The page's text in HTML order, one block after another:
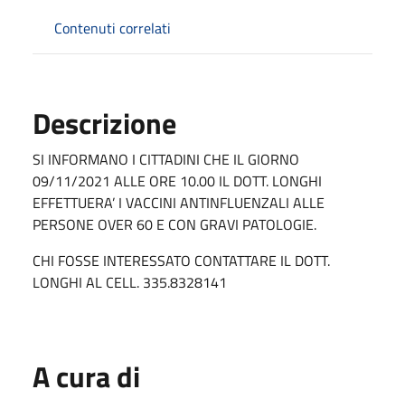
Contenuti correlati
Descrizione
SI INFORMANO I CITTADINI CHE IL GIORNO
09/11/2021 ALLE ORE 10.00 IL DOTT. LONGHI
EFFETTUERA’ I VACCINI ANTINFLUENZALI ALLE
PERSONE OVER 60 E CON GRAVI PATOLOGIE.
CHI FOSSE INTERESSATO CONTATTARE IL DOTT.
LONGHI AL CELL. 335.8328141
A cura di